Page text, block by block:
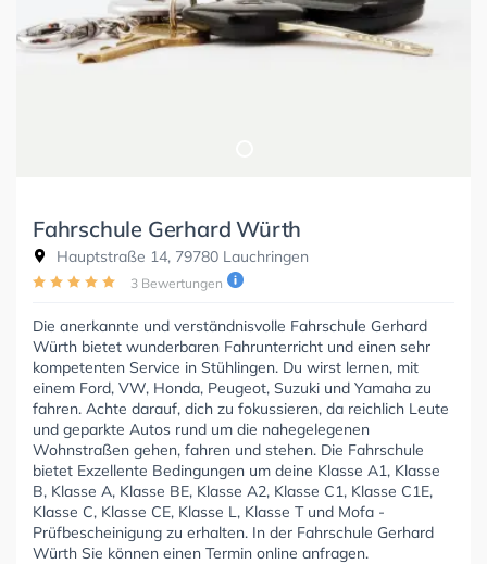
Fahrschule Gerhard Würth
Hauptstraße 14, 79780 Lauchringen
3 Bewertungen
Die anerkannte und verständnisvolle Fahrschule Gerhard
Würth bietet wunderbaren Fahrunterricht und einen sehr
kompetenten Service in Stühlingen. Du wirst lernen, mit
einem Ford, VW, Honda, Peugeot, Suzuki und Yamaha zu
fahren. Achte darauf, dich zu fokussieren, da reichlich Leute
und geparkte Autos rund um die nahegelegenen
Wohnstraßen gehen, fahren und stehen. Die Fahrschule
bietet Exzellente Bedingungen um deine Klasse A1, Klasse
B, Klasse A, Klasse BE, Klasse A2, Klasse C1, Klasse C1E,
Klasse C, Klasse CE, Klasse L, Klasse T und Mofa -
Prüfbescheinigung zu erhalten. In der Fahrschule Gerhard
Würth Sie können einen Termin online anfragen.